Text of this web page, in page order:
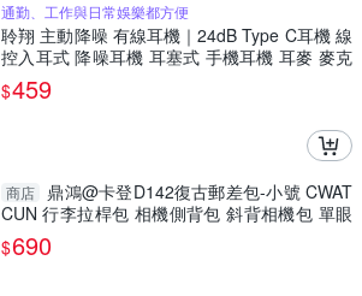
通勤、工作與日常娛樂都方便
聆翔 主動降噪 有線耳機｜24dB Type C耳機 線
控入耳式 降噪耳機 耳塞式 手機耳機 耳麥 麥克
風
$459
商店
鼎鴻@卡登D142復古郵差包-小號 CWAT
CUN 行李拉桿包 相機側背包 斜背相機包 單眼
相機包 單肩包
$690